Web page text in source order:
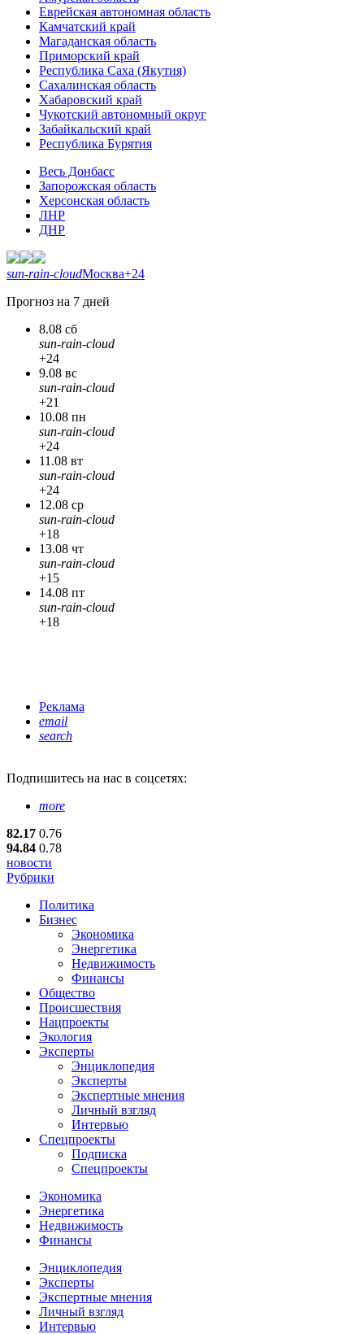
Еврейская автономная область
Камчатский край
Магаданская область
Приморский край
Республика Саха (Якутия)
Сахалинская область
Хабаровский край
Чукотский автономный округ
Забайкальский край
Республика Бурятия
Весь Донбасс
Запорожская область
Херсонская область
ЛНР
ДНР
sun-rain-cloudМосква+24
Прогноз на 7 дней
8.08 сб
sun-rain-cloud
+24
9.08 вс
sun-rain-cloud
+21
10.08 пн
sun-rain-cloud
+24
11.08 вт
sun-rain-cloud
+24
12.08 ср
sun-rain-cloud
+18
13.08 чт
sun-rain-cloud
+15
14.08 пт
sun-rain-cloud
+18
Реклама
email
search
Подпишитесь на нас в соцсетях:
more
82.17 0.76
94.84 0.78
новости
Рубрики
Политика
Бизнес
Экономика
Энергетика
Недвижимость
Финансы
Общество
Происшествия
Нацпроекты
Экология
Эксперты
Энциклопедия
Эксперты
Экспертные мнения
Личный взгляд
Интервью
Спецпроекты
Подписка
Спецпроекты
Экономика
Энергетика
Недвижимость
Финансы
Энциклопедия
Эксперты
Экспертные мнения
Личный взгляд
Интервью